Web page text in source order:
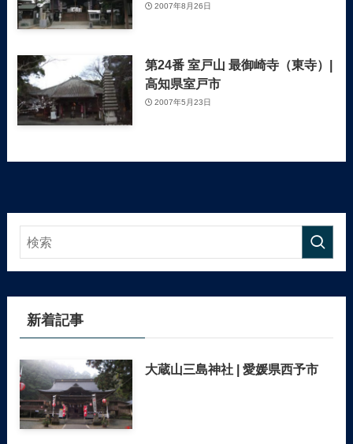
2007年8月26日
第24番 室戸山 最御崎寺（東寺）|
高知県室戸市
2007年5月23日
新着記事
大蔵山三島神社 | 愛媛県西予市